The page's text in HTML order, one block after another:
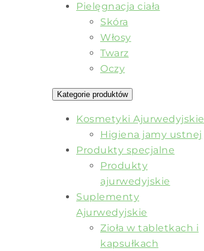
Pielęgnacja ciała
Skóra
Włosy
Twarz
Oczy
Kategorie produktów
Kosmetyki Ajurwedyjskie
Higiena jamy ustnej
Produkty specjalne
Produkty
ajurwedyjskie
Suplementy
Ajurwedyjskie
Zioła w tabletkach i
kapsułkach